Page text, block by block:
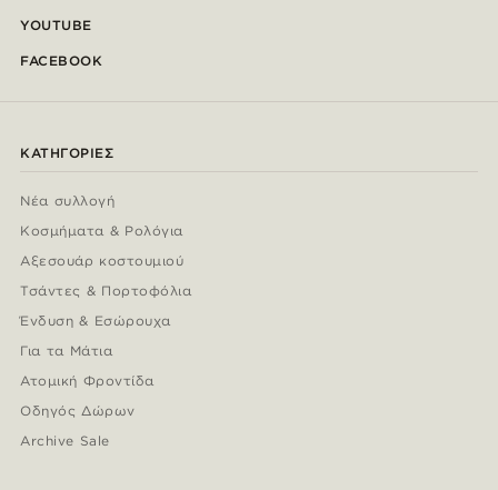
YOUTUBE
FACEBOOK
ΚΑΤΗΓΟΡΊΕΣ
Νέα συλλογή
Κοσμήματα & Ρολόγια
Αξεσουάρ κοστουμιού
Τσάντες & Πορτοφόλια
Ένδυση & Εσώρουχα
Για τα Μάτια
Ατομική Φροντίδα
Οδηγός Δώρων
Archive Sale